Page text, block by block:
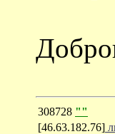
308728 ""
[46.63.182.76]